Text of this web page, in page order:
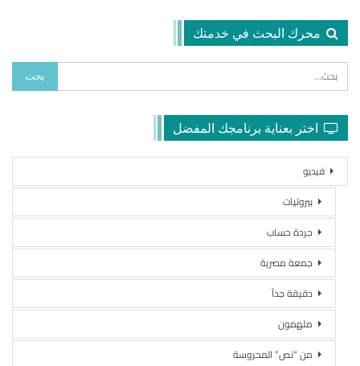
محرك البحث في خدمتك
اختر بعناية برنامجك المفضل
فيديو
بيروتيات
جردة حساب
جمعة مصرية
دقيقة جداً
ملهمون
من “نص” المحروسة